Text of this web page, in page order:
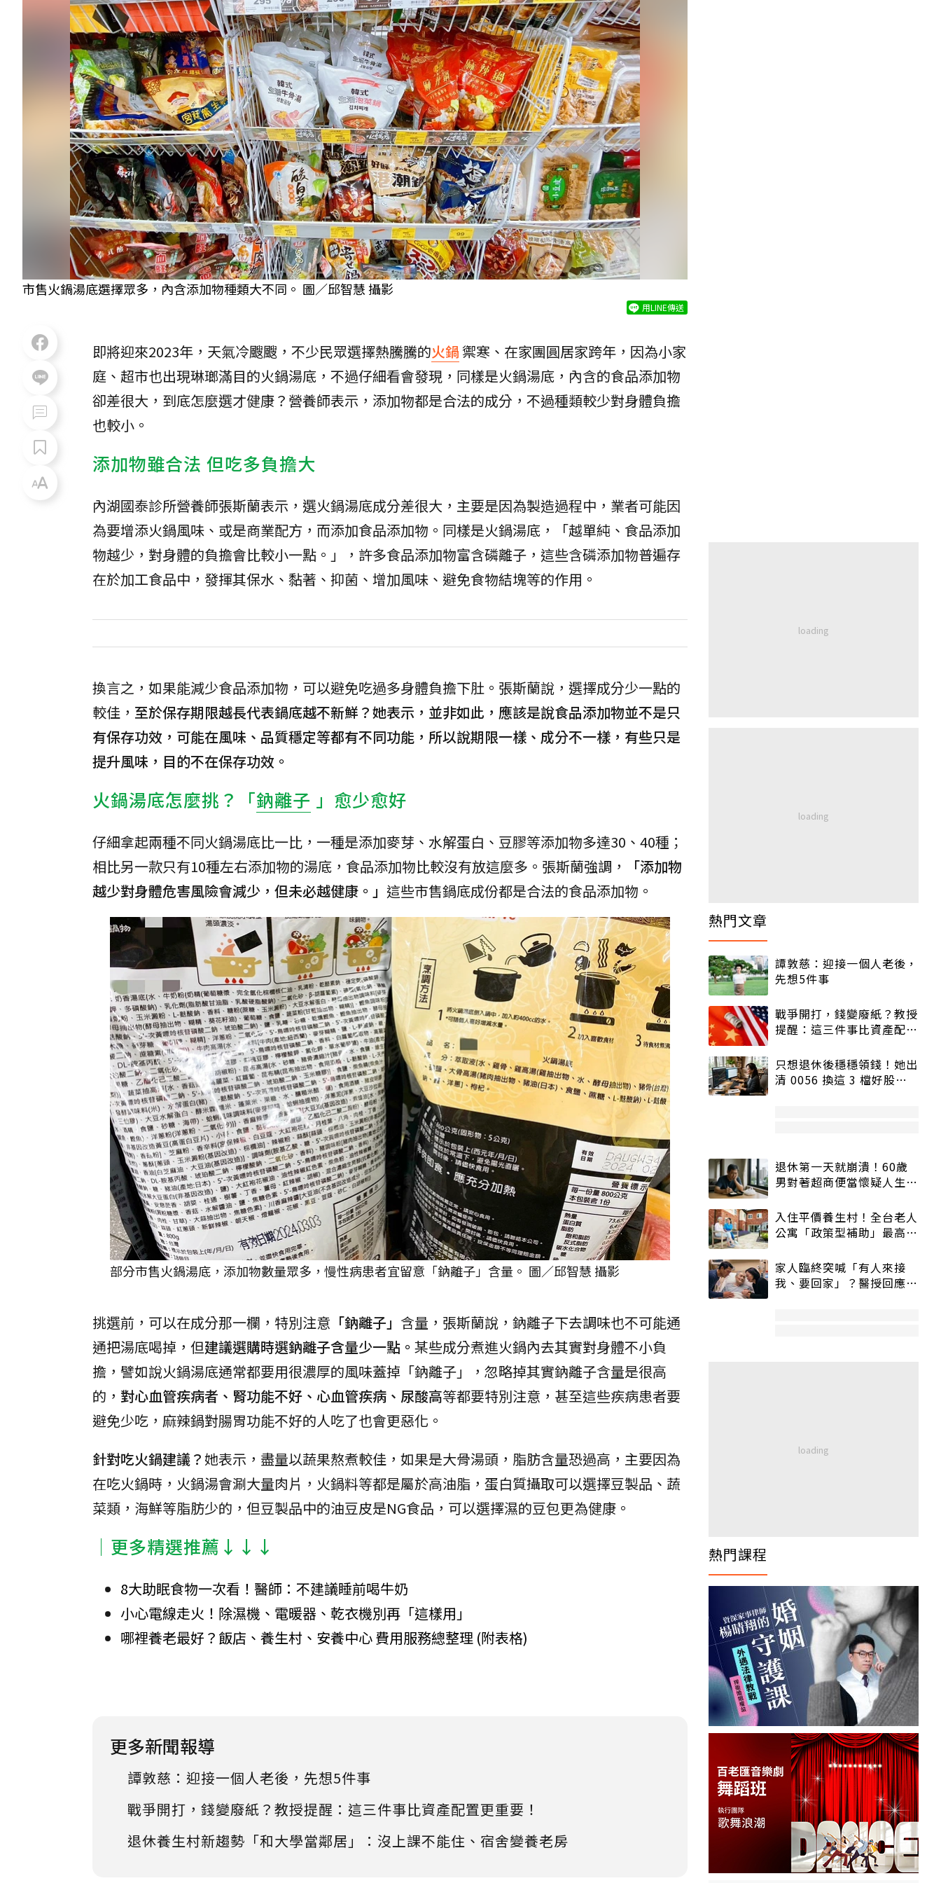
市售火鍋湯底選擇眾多，內含添加物種類大不同。 圖／邱智慧 攝影
用LINE傳送
即將迎來2023年，天氣冷颼颼，不少民眾選擇熱騰騰的火鍋 禦寒、在家團圓居家跨年，因為小家
庭、超市也出現琳瑯滿目的火鍋湯底，不過仔細看會發現，同樣是火鍋湯底，內含的食品添加物
卻差很大，到底怎麼選才健康？營養師表示，添加物都是合法的成分，不過種類較少對身體負擔
也較小。
添加物雖合法 但吃多負擔大
內湖國泰診所營養師張斯蘭表示，選火鍋湯底成分差很大，主要是因為製造過程中，業者可能因
為要增添火鍋風味、或是商業配方，而添加食品添加物。同樣是火鍋湯底，「越單純、食品添加
物越少，對身體的負擔會比較小一點。」，許多食品添加物富含磷離子，這些含磷添加物普遍存
在於加工食品中，發揮其保水、黏著、抑菌、增加風味、避免食物結塊等的作用。
換言之，如果能減少食品添加物，可以避免吃過多身體負擔下肚。張斯蘭說，選擇成分少一點的
較佳， 至於保存期限越長代表鍋底越不新鮮？她表示，並非如此，應該是說食品添加物並不是只
有保存功效，可能在風味、品質穩定等都有不同功能，所以說期限一樣、成分不一樣，有些只是
提升風味，目的不在保存功效。
火鍋湯底怎麼挑？「鈉離子 」愈少愈好
仔細拿起兩種不同火鍋湯底比一比，一種是添加麥芽、水解蛋白、豆膠等添加物多達30、40種；
相比另一款只有10種左右添加物的湯底，食品添加物比較沒有放這麼多。張斯蘭強調，
「添加物
越少對身體危害風險會減少，但未必越健康。」 這些市售鍋底成份都是合法的食品添加物。
部分市售火鍋湯底，添加物數量眾多，慢性病患者宜留意「鈉離子」含量。 圖／邱智慧 攝影
挑選前，可以在成分那一欄，特別注意 「鈉離子」 含量，張斯蘭說，鈉離子下去調味也不可能通
通把湯底喝掉，但建議選購時選鈉離子含量少一點。 某些成分煮進火鍋內去其實對身體不小負
擔，譬如說火鍋湯底通常都要用很濃厚的風味蓋掉「鈉離子」，忽略掉其實鈉離子含量是很高
的， 對心血管疾病者、腎功能不好、心血管疾病、尿酸高等都要特別注意，甚至這些疾病患者要
避免少吃，麻辣鍋對腸胃功能不好的人吃了也會更惡化。
針對吃火鍋建議？她表示，盡量以蔬果熬煮較佳，如果是大骨湯頭，脂肪含量恐過高，主要因為
在吃火鍋時，火鍋湯會涮大量肉片，火鍋料等都是屬於高油脂，蛋白質攝取可以選擇豆製品、蔬
菜類，海鮮等脂肪少的，但豆製品中的油豆皮是NG食品，可以選擇濕的豆包更為健康。
│更多精選推薦↓↓↓
8大助眠食物一次看！醫師：不建議睡前喝牛奶
小心電線走火！除濕機、電暖器、乾衣機別再「這樣用」
哪裡養老最好？飯店、養生村、安養中心 費用服務總整理 (附表格)
更多新聞報導
譚敦慈：迎接一個人老後，先想5件事
戰爭開打，錢變廢紙？教授提醒：這三件事比資產配置更重要！
退休養生村新趨勢「和大學當鄰居」：沒上課不能住、宿舍變養老房
熱門文章
譚敦慈：迎接一個人老後，
先想5件事
戰爭開打，錢變廢紙？教授
提醒：這三件事比資產配置
只想退休後穩穩領錢！她出
清 0056 換這 3 檔好股：
退休第一天就崩潰！60歲
男對著超商便當懷疑人生
入住平價養生村！全台老人
公寓「政策型補助」最高打
家人臨終突喊「有人來接
我、要回家」？醫授回應方
熱門課程